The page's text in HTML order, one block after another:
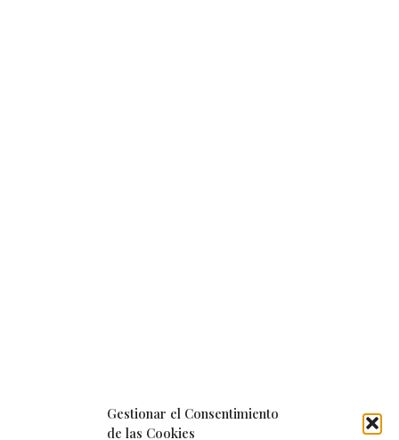
Gestionar el Consentimiento
de las Cookies